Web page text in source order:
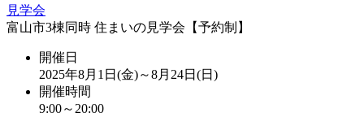
見学会
富山市3棟同時 住まいの見学会【予約制】
開催日
2025年8月1日(金)～8月24日(日)
開催時間
9:00～20:00